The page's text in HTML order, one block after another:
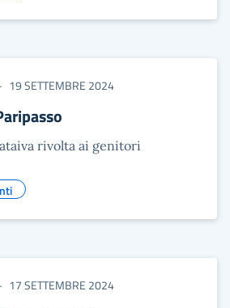
19 SETTEMBRE 2024
rivolta ai genitori
17 SETTEMBRE 2024